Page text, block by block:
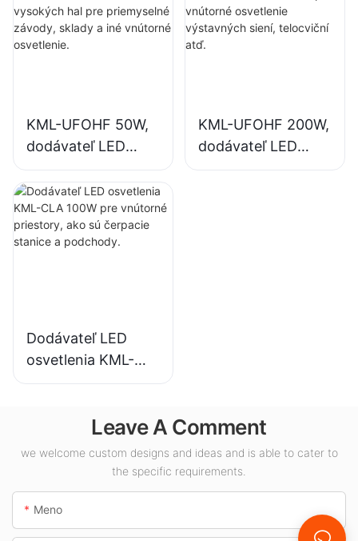
závody, sklady a
iné vnútorné
priemyselných
závodov, telocviční
KML-UFOHF 50W,
dodávateľ LED
svietidiel do
vysokých hal pre
priemyselné
závody, sklady a
KML-UFOHF 200W,
dodávateľ LED
svietidiel pre
Dodávateľ LED
osvetlenia KML-
CLA 100W pre
ako sú čerpacie
stanice a
Leave A Comment
we welcome custom designs and ideas and is able to cater to
the specific requirements.
Meno